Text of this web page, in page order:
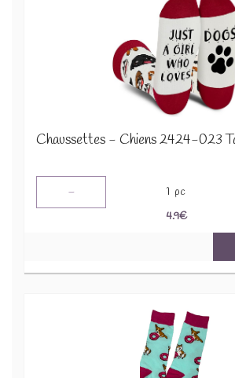
Chaussettes - Chiens 2424-023
- 1 pc
4.9€